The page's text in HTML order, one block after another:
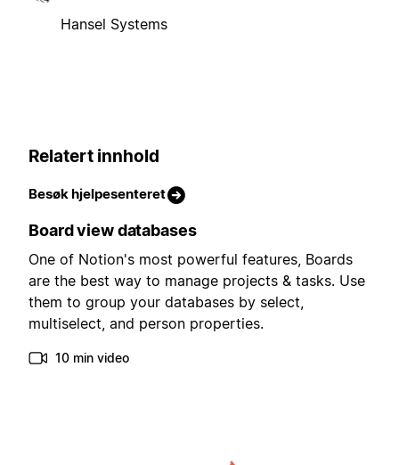
Hansel Systems
Relatert innhold
Besøk hjelpesenteret
Board view databases
One of Notion's most powerful features, Boards
are the best way to manage projects & tasks. Use
them to group your databases by select,
multiselect, and person properties.
10 min video